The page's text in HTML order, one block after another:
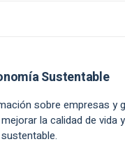
Sustentable
sobre empresas y
la calidad de vida